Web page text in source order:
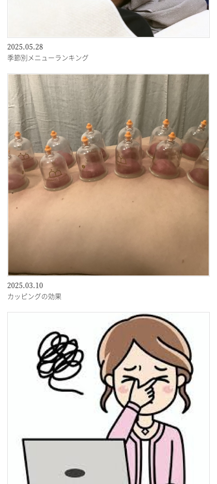
2025.05.28
季節別メニューランキング
2025.03.10
カッピングの効果